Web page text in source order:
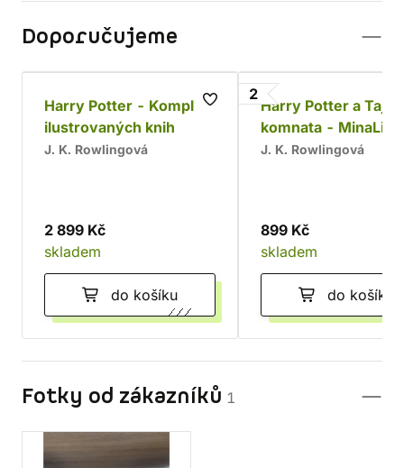
Doporučujeme
Harry Potter - Komplet
ilustrovaných knih
J. K. Rowlingová
2 899 Kč
skladem
do košíku
2
Harry Potter a
komnata -
J. K. Rowlingová
899 Kč
skladem
do košíku
Fotky od zákazníků 1